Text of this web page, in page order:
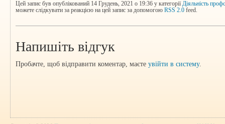
Цей запис був опублікований 14 Грудень, 2021 о 19:36 у категоріїДіяльність
можете слідкувати за реакцією на цей запис за допомогою RSS 2.0 feed.
Напишіть відгук
Пробачте, щоб відправити коментар, маєте увійти в систему.